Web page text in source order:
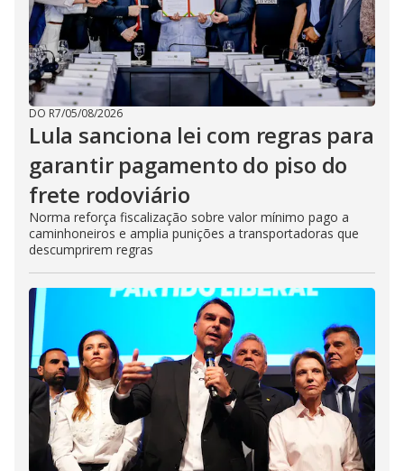
DO R7/05/08/2026
Lula sanciona lei com regras para
garantir pagamento do piso do
frete rodoviário
Norma reforça fiscalização sobre valor mínimo pago a
caminhoneiros e amplia punições a transportadoras que
descumprirem regras